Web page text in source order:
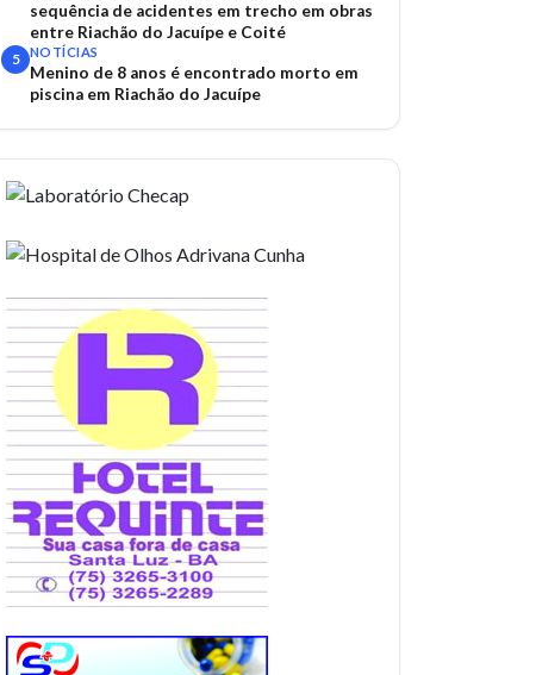
sequência de acidentes em trecho em obras
entre Riachão do Jacuípe e Coité
5 NOTÍCIAS
Menino de 8 anos é encontrado morto em
piscina em Riachão do Jacuípe